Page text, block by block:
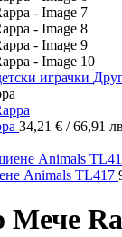
играчки
34,21 € / 66,91
Animals TL417